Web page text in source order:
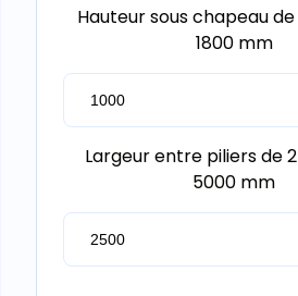
Hauteur sous chapeau
1800 mm
Largeur entre piliers de
5000 mm